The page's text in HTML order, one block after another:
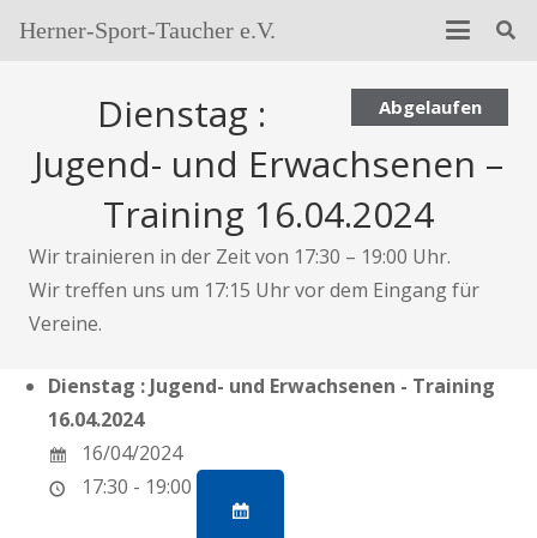
Herner-Sport-Taucher e.V.
Abgelaufen
Dienstag :
Jugend- und Erwachsenen –
Training 16.04.2024
Wir trainieren in der Zeit von 17:30 – 19:00 Uhr.
Wir treffen uns um 17:15 Uhr vor dem Eingang für
Vereine.
Dienstag : Jugend- und Erwachsenen - Training
16.04.2024
16/04/2024
17:30 - 19:00